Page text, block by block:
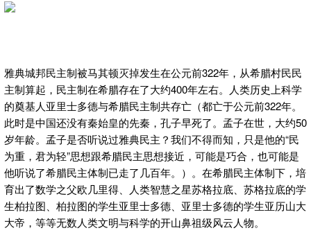
雅典城邦民主制被马其顿灭掉发生在公元前322年，从希腊村民民
主制算起，民主制在希腊存在了大约400年左右。人类历史上科学
的奠基人亚里士多德与希腊民主制共存亡（都亡于公元前322年。
此时是中国还没有秦始皇的先秦，孔子早死了。孟子在世，大约50
岁年龄。孟子是否听说过雅典民主？我们不得而知，只是他的“民
为重，君为轻”思想跟希腊民主思想接近，可能是巧合，也可能是
他听说了希腊民主体制已走了几百年。）。在希腊民主体制下，培
育出了数学之父欧几里得、人类智慧之星苏格拉底、苏格拉底的学
生柏拉图、柏拉图的学生亚里士多德、亚里士多德的学生亚历山大
大帝，等等无数人类文明与科学的开山鼻祖级风云人物。